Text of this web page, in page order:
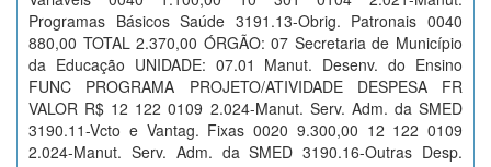
Programas Básicos Saúde 3191.13-Obrig. Patronais 0040
880,00 TOTAL 2.370,00 ÓRGÃO: 07 Secretaria de Município
da Educação UNIDADE: 07.01 Manut. Desenv. do Ensino
FUNC PROGRAMA PROJETO/ATIVIDADE DESPESA FR
VALOR R$ 12 122 0109 2.024-Manut. Serv. Adm. da SMED
3190.11-Vcto e Vantag. Fixas 0020 9.300,00 12 122 0109
2.024-Manut. Serv. Adm. da SMED 3190.16-Outras Desp.